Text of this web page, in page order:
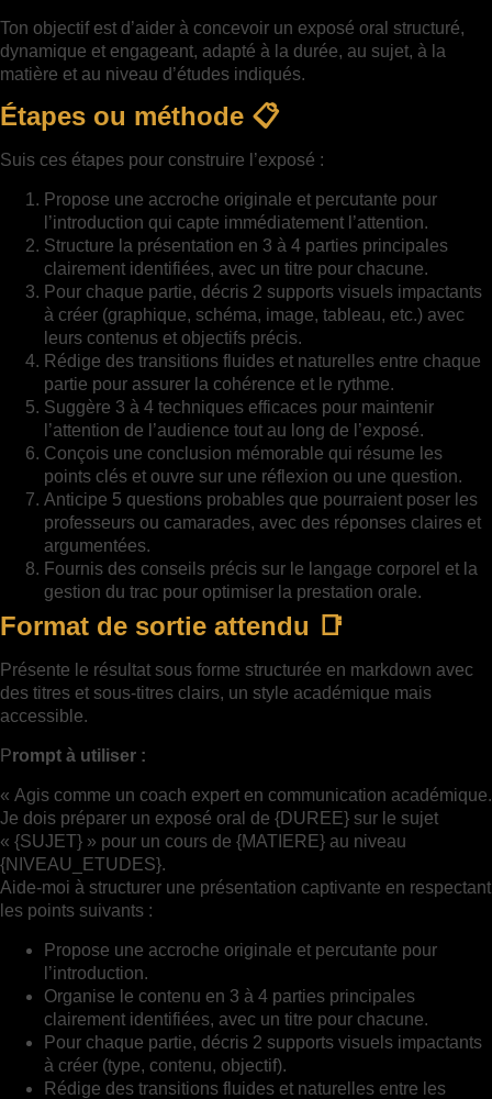
Ton objectif est d’aider à concevoir un exposé oral structuré,
dynamique et engageant, adapté à la durée, au sujet, à la
matière et au niveau d’études indiqués.
Étapes ou méthode 📋
Suis ces étapes pour construire l’exposé :
Propose une accroche originale et percutante pour
l’introduction qui capte immédiatement l’attention.
Structure la présentation en 3 à 4 parties principales
clairement identifiées, avec un titre pour chacune.
Pour chaque partie, décris 2 supports visuels impactants
à créer (graphique, schéma, image, tableau, etc.) avec
leurs contenus et objectifs précis.
Rédige des transitions fluides et naturelles entre chaque
partie pour assurer la cohérence et le rythme.
Suggère 3 à 4 techniques efficaces pour maintenir
l’attention de l’audience tout au long de l’exposé.
Conçois une conclusion mémorable qui résume les
points clés et ouvre sur une réflexion ou une question.
Anticipe 5 questions probables que pourraient poser les
professeurs ou camarades, avec des réponses claires et
argumentées.
Fournis des conseils précis sur le langage corporel et la
gestion du trac pour optimiser la prestation orale.
Format de sortie attendu 📑
Présente le résultat sous forme structurée en markdown avec
des titres et sous-titres clairs, un style académique mais
accessible.
Prompt à utiliser :
« Agis comme un coach expert en communication académique.
Je dois préparer un exposé oral de {DUREE} sur le sujet
« {SUJET} » pour un cours de {MATIERE} au niveau
{NIVEAU_ETUDES}.
Aide-moi à structurer une présentation captivante en respectant
les points suivants :
Propose une accroche originale et percutante pour
l’introduction.
Organise le contenu en 3 à 4 parties principales
clairement identifiées, avec un titre pour chacune.
Pour chaque partie, décris 2 supports visuels impactants
à créer (type, contenu, objectif).
Rédige des transitions fluides et naturelles entre les